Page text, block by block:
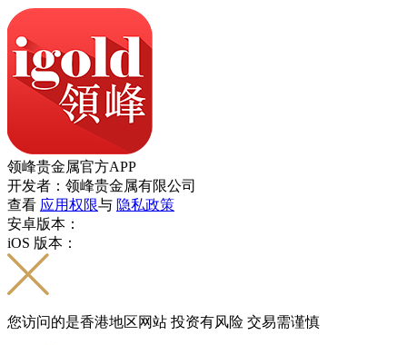
领峰贵金属官方APP
开发者：领峰贵金属有限公司
查看 应用权限与 隐私政策
安卓版本：
iOS 版本：
您访问的是香港地区网站 投资有风险 交易需谨慎